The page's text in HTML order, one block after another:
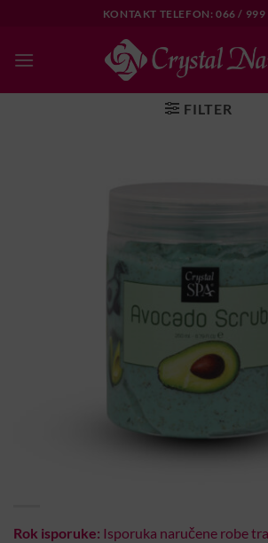
content
KONTAKT TELEFON: 066 / 999
FILTER
Rok isporuke: Isporuka naručene robe